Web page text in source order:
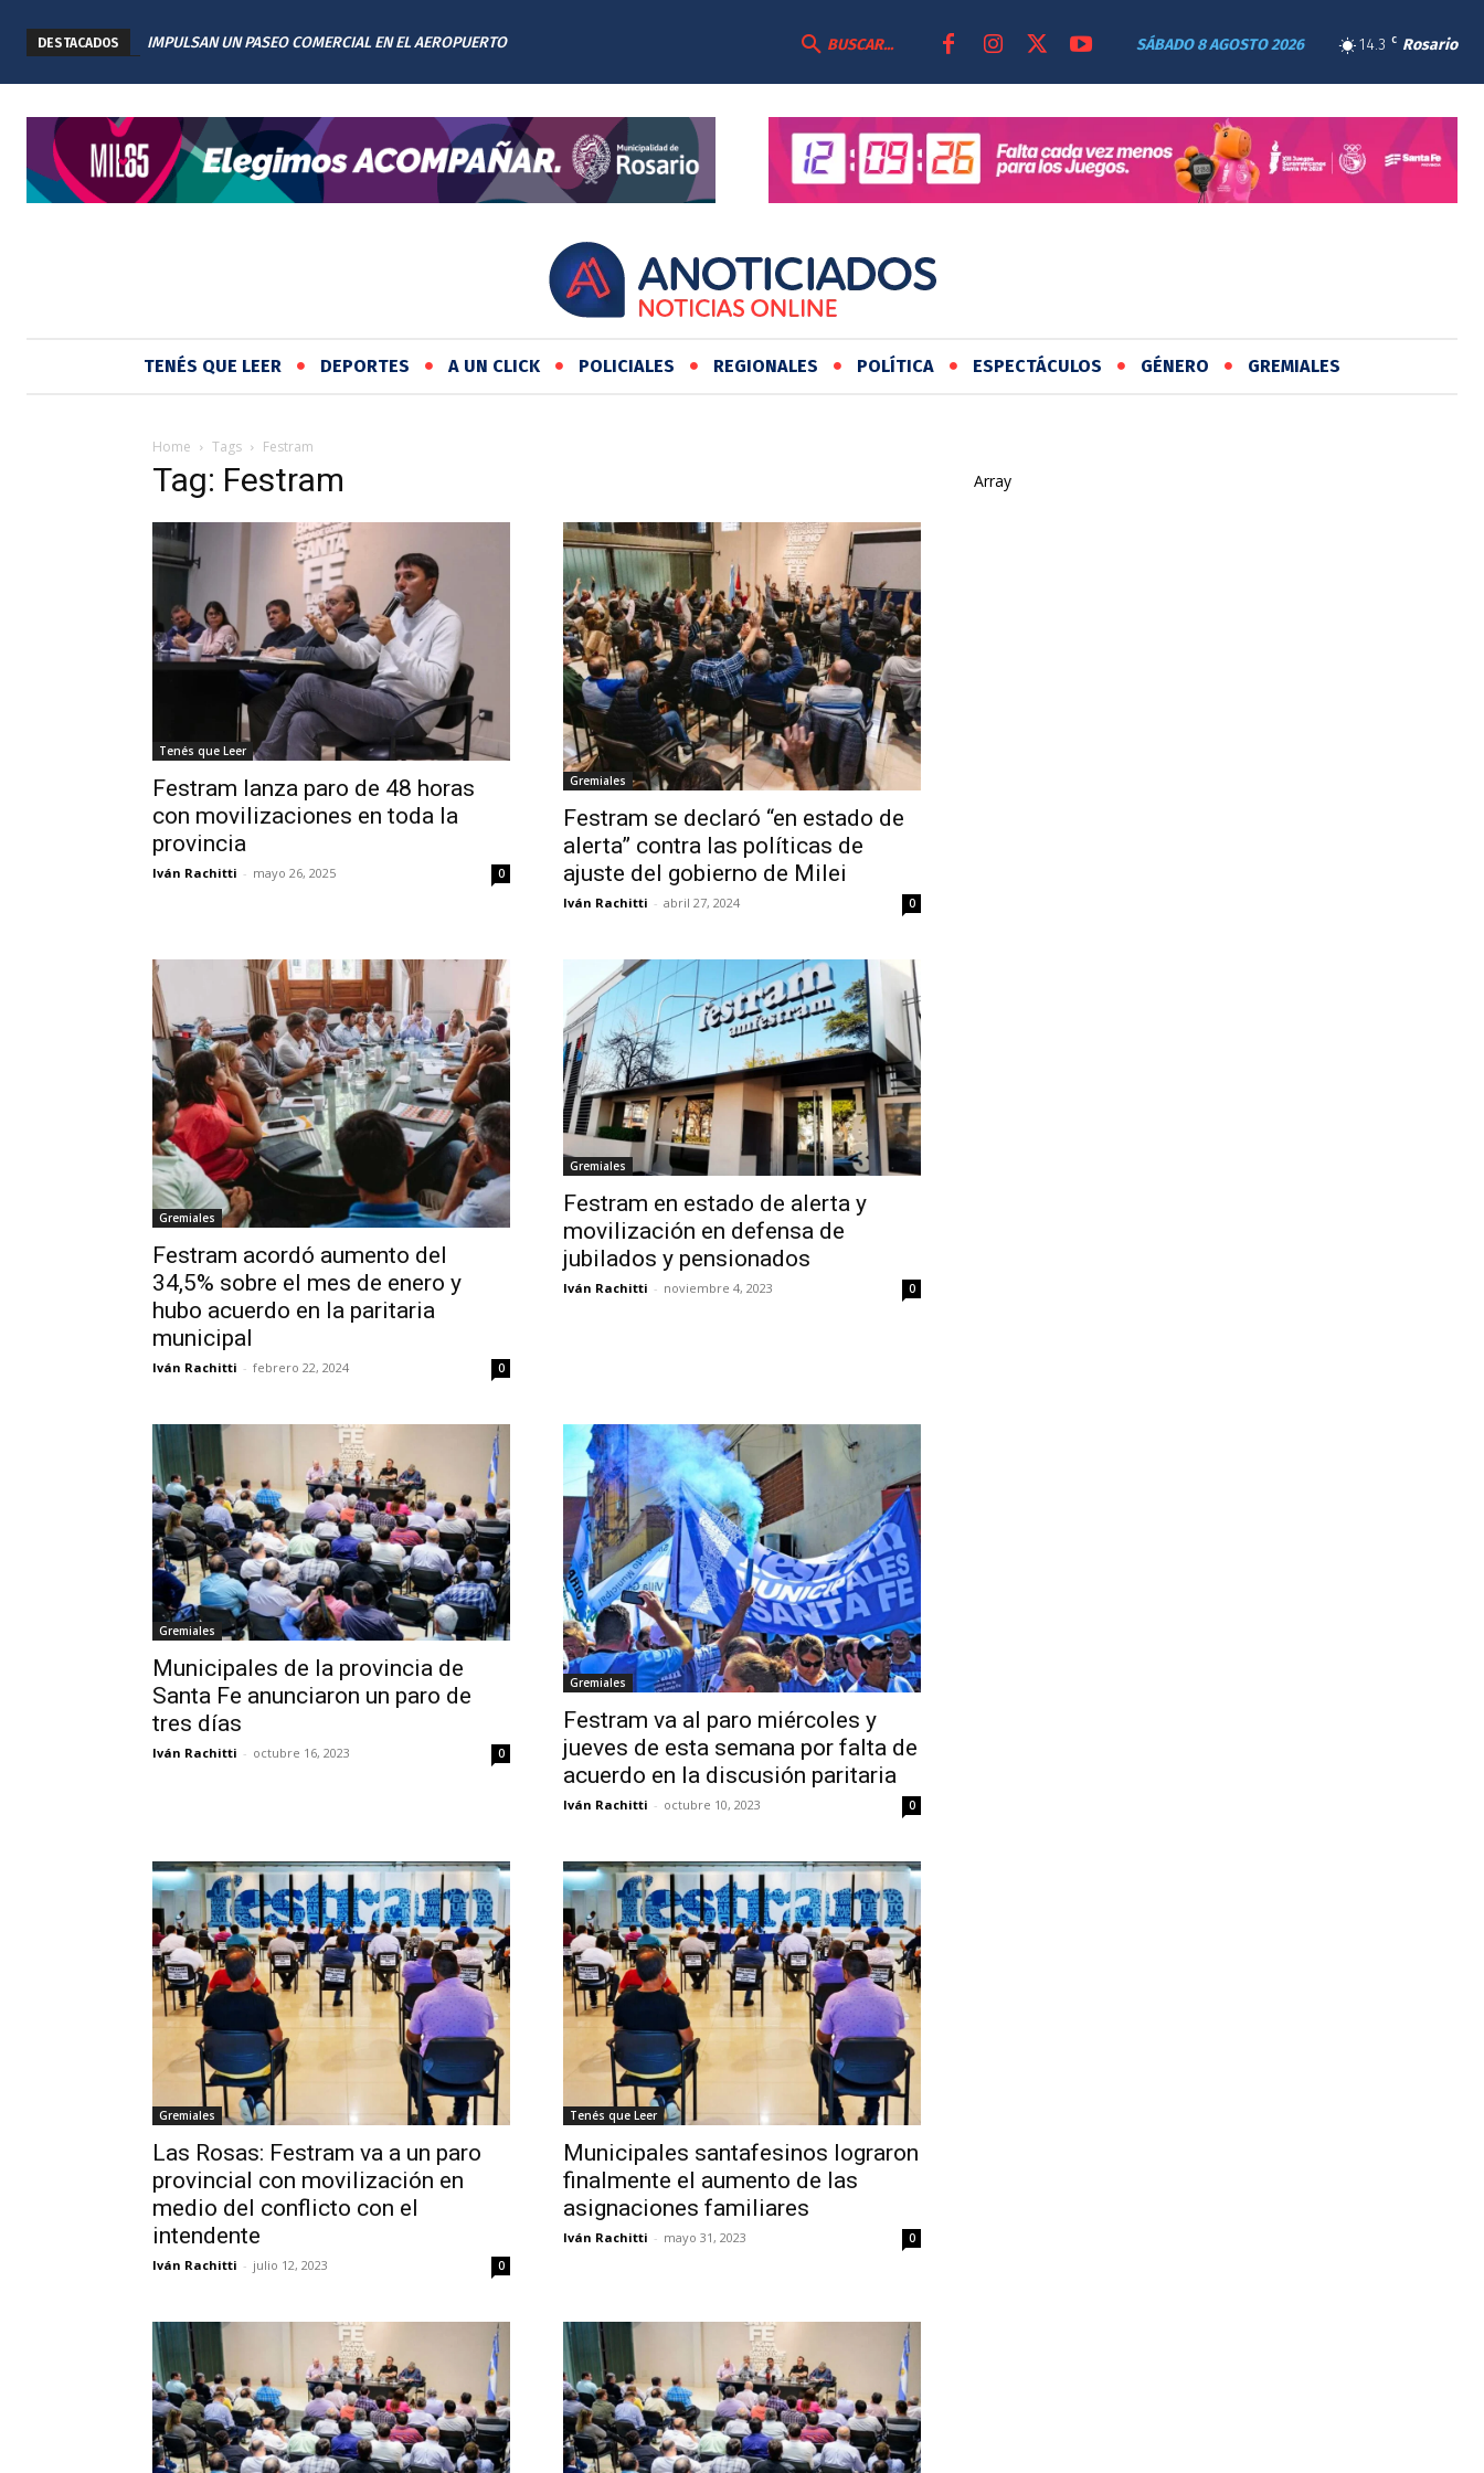
DESTACADOS
IMPULSAN UN PASEO COMERCIAL EN EL AEROPUERTO
14.3 C Rosario
SÁBADO 8 AGOSTO 2026
BUSCAR...
TENÉS QUE LEER DEPORTES A UN CLICK POLICIALES REGIONALES POLÍTICA ESPECTÁCULOS GÉNERO GREMIALES
Home Tags Festram
Tag: Festram
Tenés que Leer
Festram lanza paro de 48 horas
con movilizaciones en toda la
provincia
Iván Rachitti - mayo 26, 2025 0
Gremiales
Festram se declaró “en estado de
alerta” contra las políticas de
ajuste del gobierno de Milei
Iván Rachitti - abril 27, 2024 0
Gremiales
Festram acordó aumento del
34,5% sobre el mes de enero y
hubo acuerdo en la paritaria
municipal
Iván Rachitti - febrero 22, 2024 0
Gremiales
Festram en estado de alerta y
movilización en defensa de
jubilados y pensionados
Iván Rachitti - noviembre 4, 2023 0
Gremiales
Municipales de la provincia de
Santa Fe anunciaron un paro de
tres días
Iván Rachitti - octubre 16, 2023 0
Gremiales
Festram va al paro miércoles y
jueves de esta semana por falta de
acuerdo en la discusión paritaria
Iván Rachitti - octubre 10, 2023 0
Gremiales
Las Rosas: Festram va a un paro
provincial con movilización en
medio del conflicto con el
intendente
Iván Rachitti - julio 12, 2023 0
Tenés que Leer
Municipales santafesinos lograron
finalmente el aumento de las
asignaciones familiares
Iván Rachitti - mayo 31, 2023 0
Array